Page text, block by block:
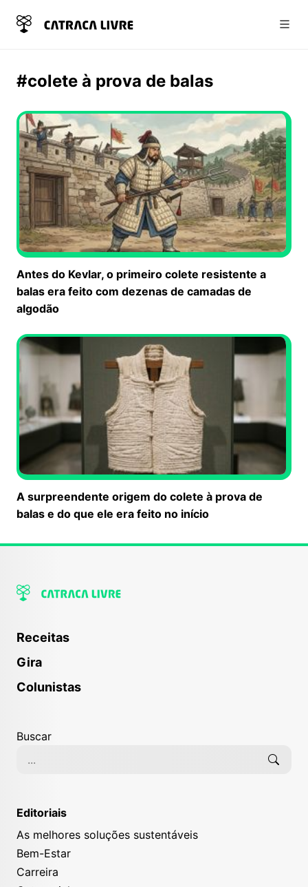
#colete à prova de balas
Antes do Kevlar, o primeiro colete resistente a
balas era feito com dezenas de camadas de
algodão
A surpreendente origem do colete à prova de
balas e do que ele era feito no início
Receitas
Gira
Colunistas
Buscar
Editoriais
As melhores soluções sustentáveis
Bem-Estar
Carreira